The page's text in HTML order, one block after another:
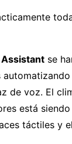
Assistant se
de voz. El
está
táctiles y